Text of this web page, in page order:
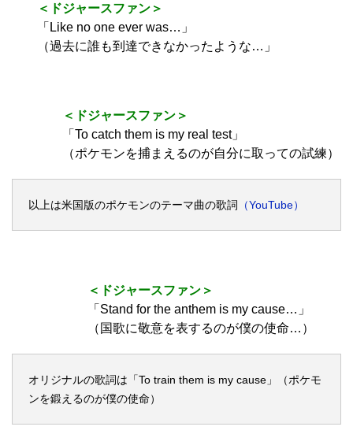
＜ドジャースファン＞
「Like no one ever was…」
（過去に誰も到達できなかったような…」
＜ドジャースファン＞
「To catch them is my real test」
（ポケモンを捕まえるのが自分に取っての試練）
以上は米国版のポケモンのテーマ曲の歌詞 （YouTube）
＜ドジャースファン＞
「Stand for the anthem is my cause…」
（国歌に敬意を表するのが僕の使命…）
オリジナルの歌詞は「To train them is my cause」（ポケモ
ンを鍛えるのが僕の使命）